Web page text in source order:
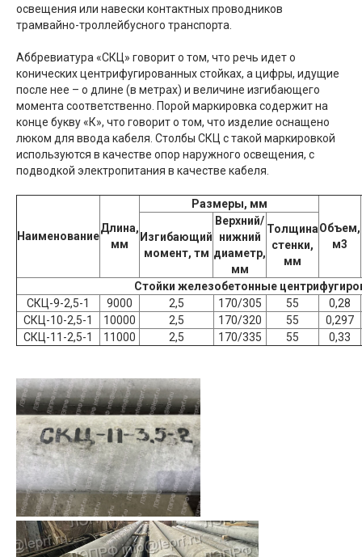
освещения или навески контактных проводников
трамвайно-троллейбусного транспорта.
Аббревиатура «СКЦ» говорит о том, что речь идет о
конических центрифугированных стойках, а цифры, идущие
после нее – о длине (в метрах) и величине изгибающего
момента соответственно. Порой маркировка содержит на
конце букву «К», что говорит о том, что изделие оснащено
люком для ввода кабеля. Столбы СКЦ с такой маркировкой
используются в качестве опор наружного освещения, с
подводкой электропитания в качестве кабеля.
Наименование
Длина,
мм
Размеры, мм
Объем,
м3
Изгибающий
момент, тм
Верхний/
нижний
диаметр,
мм
Толщина
стенки,
мм
Стойки железобетонные
СКЦ-9-2,5-1
9000 2,5 170/305 55
0,28
СКЦ-10-2,5-1
10000 2,5 170/320 55
0,297
СКЦ-11-2,5-1
11000 2,5 170/335 55 0,33